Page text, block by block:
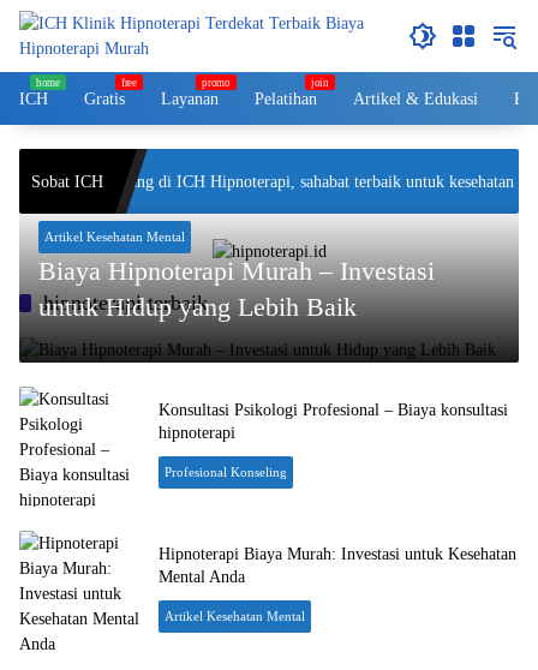
Langsung
konten
ICH Gratis Layanan Pelatihan Artikel & Edukasi
Sobat ICH
Selamat datang di ICH Hipnoterapi, sahabat terbaik untuk kesehatan
hipnoterapi terbaik
Artikel Kesehatan Mental
Biaya Hipnoterapi Murah – Investasi
untuk Hidup yang Lebih Baik
Konsultasi Psikologi Profesional – Biaya konsultasi
hipnoterapi
Profesional Konseling
Hipnoterapi Biaya Murah: Investasi untuk Kesehatan
Mental Anda
Artikel Kesehatan Mental